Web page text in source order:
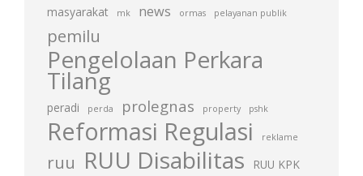
masyarakat mk news ormas pelayanan publik
pemilu
Pengelolaan Perkara
Tilang
peradi perda prolegnas property pshk
Reformasi Regulasi reklame
ruu RUU Disabilitas RUU KPK